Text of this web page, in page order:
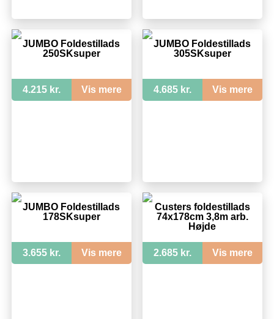
JUMBO Foldestillads
250SKsuper
4.215 kr. Vis mere
JUMBO Foldestillads
305SKsuper
4.685 kr. Vis mere
JUMBO Foldestillads
178SKsuper
3.655 kr. Vis mere
Custers foldestillads
74x178cm 3,8m arb.
Højde
2.685 kr. Vis mere